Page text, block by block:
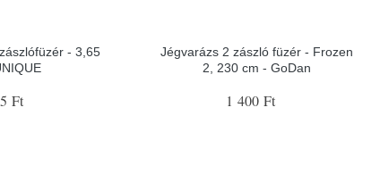
- 3,65
Ft
Jégvarázs 2 zászló füzér - Frozen
2, 230 cm - GoDan
1 400 Ft